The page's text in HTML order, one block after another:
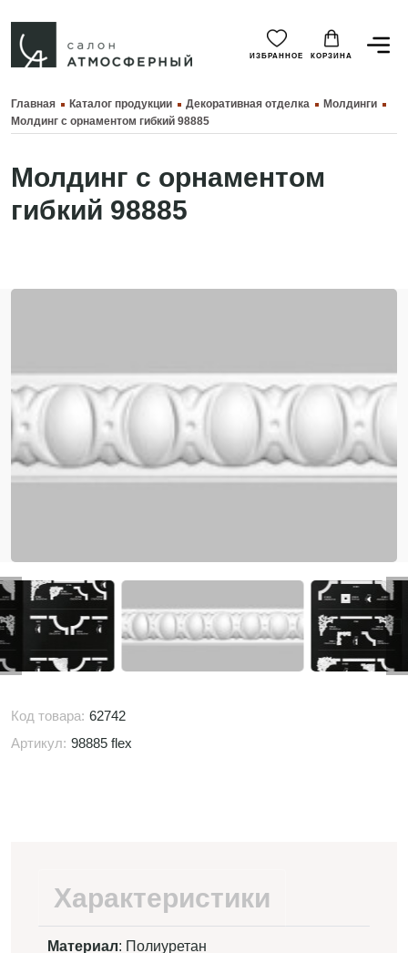
ИЗБРАННОЕ КОРЗИНА
Главная Каталог продукции Декоративная отделка
Молдинги
Молдинг с орнаментом гибкий 98885
Молдинг с орнаментом
гибкий 98885
Код товара: 62742
Артикул: 98885 flex
Характеристики
Материал: Полиуретан